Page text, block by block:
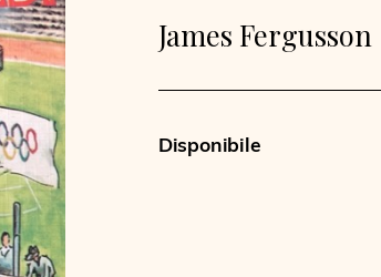
James Fergusson
Disponibile